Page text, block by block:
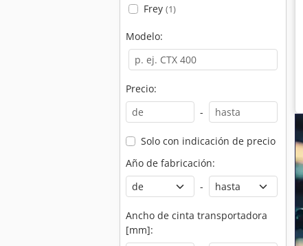
Frey (1)
Modelo:
Precio:
-
Solo con indicación de precio
Año de fabricación:
-
Ancho de cinta transportadora
[mm]: